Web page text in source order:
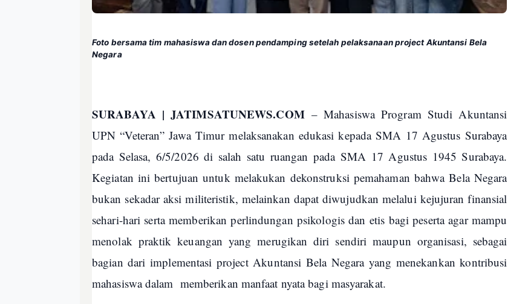
Foto bersama tim mahasiswa dan dosen pendamping setelah pelaksanaan project Akuntansi Bela
Negara
SURABAYA | JATIMSATUNEWS.COM – Mahasiswa Program Studi Akuntansi
UPN “Veteran” Jawa Timur melaksanakan edukasi kepada SMA 17 Agustus Surabaya
pada Selasa, 6/5/2026 di salah satu ruangan pada SMA 17 Agustus 1945 Surabaya.
Kegiatan ini bertujuan untuk melakukan dekonstruksi pemahaman bahwa Bela Negara
bukan sekadar aksi militeristik, melainkan dapat diwujudkan melalui kejujuran finansial
sehari-hari sertamemberikan perlindungan psikologis dan etis bagi peserta agar mampu
menolak praktik keuangan yang merugikan diri sendiri maupun organisasi, sebagai
bagian dari implementasi project Akuntansi Bela Negara yang menekankan kontribusi
mahasiswa dalam memberikan manfaat nyata bagi masyarakat.